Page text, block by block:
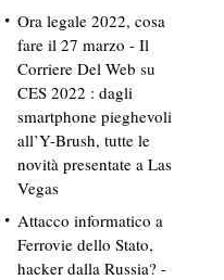
Ora legale 2022, cosa
fare il 27 marzo - Il
Corriere Del Web su
CES 2022 : dagli
smartphone pieghevoli
all’Y-Brush, tutte le
novità presentate a Las
Vegas
Attacco informatico a
Ferrovie dello Stato,
hacker dalla Russia? -